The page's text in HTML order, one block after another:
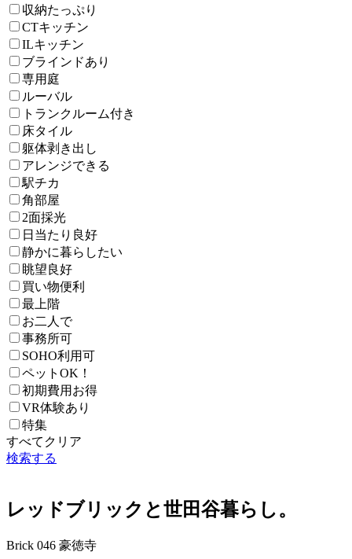
収納たっぷり
CTキッチン
ILキッチン
ブラインドあり
専用庭
ルーバル
トランクルーム付き
床タイル
躯体剥き出し
アレンジできる
駅チカ
角部屋
2面採光
日当たり良好
静かに暮らしたい
眺望良好
買い物便利
最上階
お二人で
事務所可
SOHO利用可
ペットOK！
初期費用お得
VR体験あり
特集
すべてクリア
検索する
レッドブリックと世田谷暮らし。
Brick 046 豪徳寺